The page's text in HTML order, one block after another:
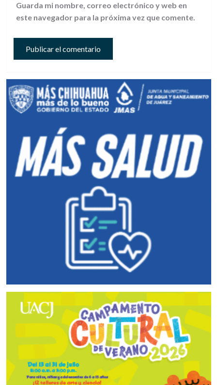
Guarda mi nombre, correo electrónico y web en
este navegador para la próxima vez que comente.